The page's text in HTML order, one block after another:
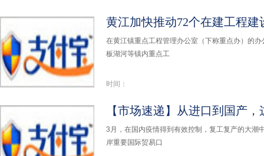
黄江加快推动72个在建工程建
在黄江镇重点工程管理办公室（下称重点办）的
板湖河等镇内重点工
时间：
【市场速递】从进口到国产
3月，在国内疫情得到有效控制，复工复产的大潮
岸重要国际贸易口